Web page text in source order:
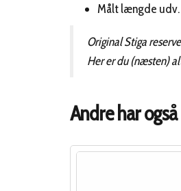
Målt længde udv.
Original Stiga
Her er du (næsten)
Andre har